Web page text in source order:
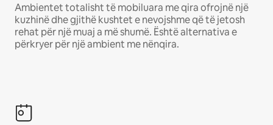
Ambientet totalisht të mobiluara me qira ofrojnë një
kuzhinë dhe gjithë kushtet e nevojshme që të jetosh
rehat për një muaj a më shumë. Është alternativa e
përkryer për një ambient me nënqira.